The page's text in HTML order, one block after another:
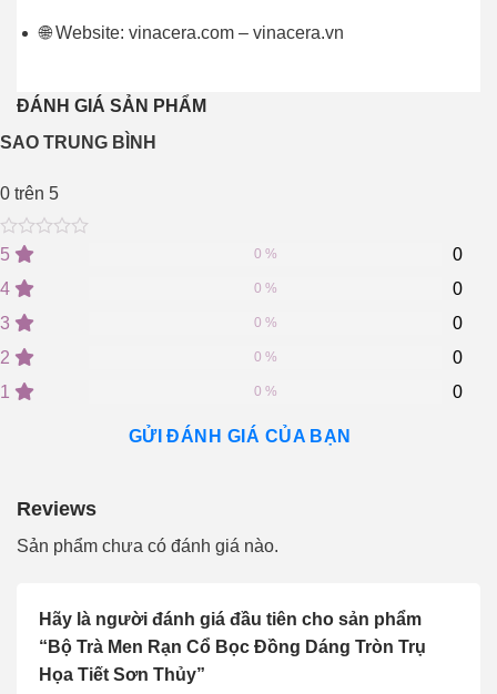
🌐 Website: vinacera.com – vinacera.vn
ĐÁNH GIÁ SẢN PHẨM
SAO TRUNG BÌNH
0 trên 5
0
of
5
on
0
ratings
5 0
0 %
4 0
0 %
3 0
0 %
2 0
0 %
1 0
0 %
GỬI ĐÁNH GIÁ CỦA BẠN
Reviews
Sản phẩm chưa có đánh giá nào.
Hãy là người đánh giá đầu tiên cho sản phẩm
“Bộ Trà Men Rạn Cổ Bọc Đồng Dáng Tròn Trụ
Họa Tiết Sơn Thủy”